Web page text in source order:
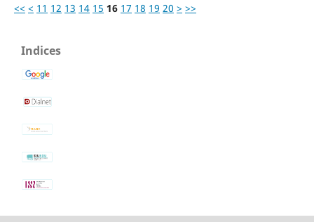
<< < 11 12 13 14 15 16 17 18 19 20 > >>
Indices